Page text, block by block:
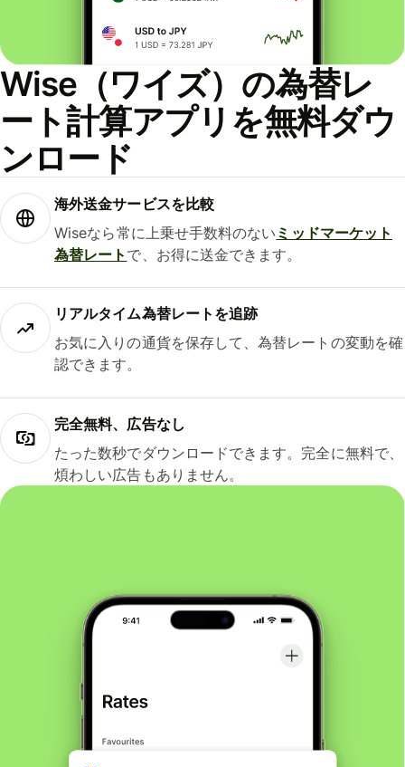
Wise（ワイズ）の為替レ
ート計算アプリを無料ダウ
ンロード
海外送金サービスを比較
Wiseなら常に上乗せ手数料のない ミッドマーケット
為替レート で、お得に送金できます。
リアルタイム為替レートを追跡
お気に入りの通貨を保存して、為替レートの変動を確
認できます。
完全無料、広告なし
たった数秒でダウンロードできます。完全に無料で、
煩わしい広告もありません。